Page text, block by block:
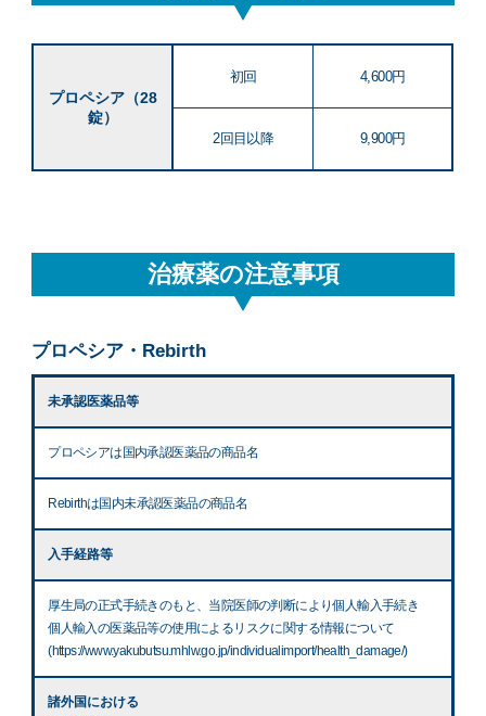
プロペシア（28
錠）
初回 4,600円
2回目以降 9,900円
治療薬の注意事項
プロペシア・Rebirth
未承認医薬品等
プロペシアは国内承認医薬品の商品名
Rebirthは国内未承認医薬品の商品名
入手経路等
厚生局の正式手続きのもと、当院医師の判断により個人輸入手続き
個人輸入の医薬品等の使用によるリスクに関する情報について
(https://www.yakubutsu.mhlw.go.jp/individualimport/health_damage/)
諸外国における